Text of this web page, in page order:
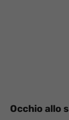
Occhio allo